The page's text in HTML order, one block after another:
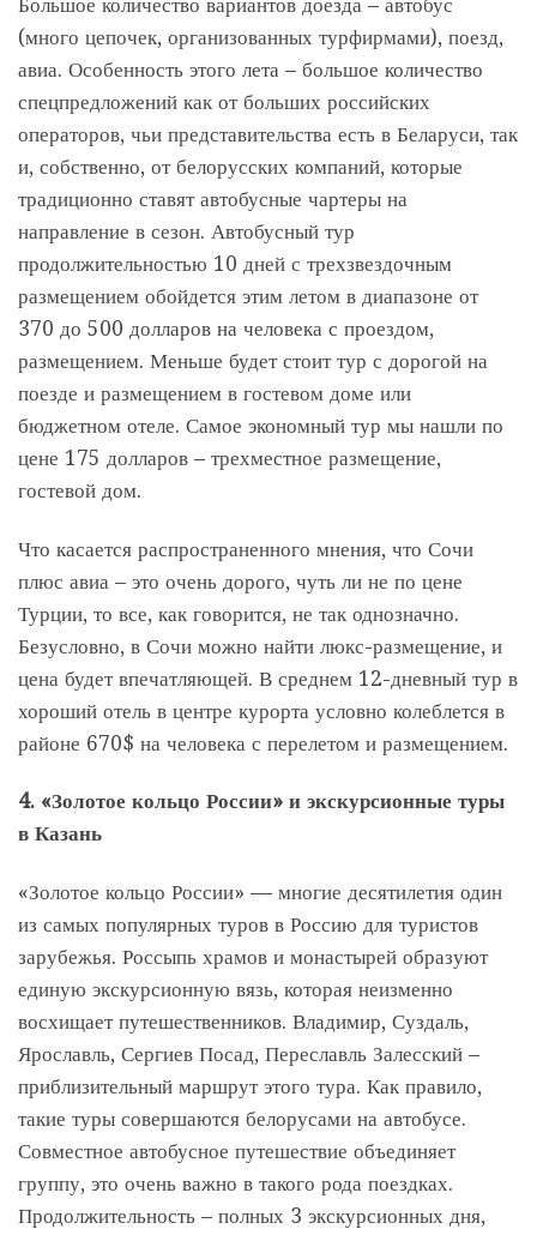
(много цепочек, организованных турфирмами), поезд,
авиа. Особенность этого лета – большое количество
спецпредложений как от больших российских
операторов, чьи представительства есть в Беларуси, так
и, собственно, от белорусских компаний, которые
традиционно ставят автобусные чартеры на
направление в сезон. Автобусный тур
продолжительностью 10 дней с трехзвездочным
размещением обойдется этим летом в диапазоне от
370 до 500 долларов на человека с проездом,
размещением. Меньше будет стоит тур с дорогой на
поезде и размещением в гостевом доме или
бюджетном отеле. Самое экономный тур мы нашли по
цене 175 долларов – трехместное размещение,
гостевой дом.
Что касается распространенного мнения, что Сочи
плюс авиа – это очень дорого, чуть ли не по цене
Турции, то все, как говорится, не так однозначно.
Безусловно, в Сочи можно найти люкс-размещение, и
цена будет впечатляющей. В среднем 12-дневный тур в
хороший отель в центре курорта условно колеблется в
районе 670$ на человека с перелетом и размещением.
4. «Золотое кольцо России» и экскурсионные туры
в Казань
«Золотое кольцо России» — многие десятилетия один
из самых популярных туров в Россию для туристов
зарубежья. Россыпь храмов и монастырей образуют
единую экскурсионную вязь, которая неизменно
восхищает путешественников. Владимир, Суздаль,
Ярославль, Сергиев Посад, Переславль Залесский –
приблизительный маршрут этого тура. Как правило,
такие туры совершаются белорусами на автобусе.
Совместное автобусное путешествие объединяет
группу, это очень важно в такого рода поездках.
Продолжительность – полных 3 экскурсионных дня,